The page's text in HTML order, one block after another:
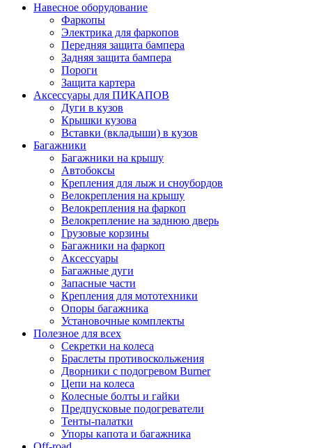
Навесное оборудование
Фаркопы
Электрика для фаркопов
Передняя защита бампера
Задняя защита бампера
Пороги
Защита картера
Аксессуары для ПИКАПОВ
Дуги в кузов
Крышки кузова
Вставки (вкладыши) в кузов
Багажники
Багажники на крышу
Автобоксы
Крепления для лыж и сноубордов
Велокрепления на крышу
Велокрепления на фаркоп
Велокрепление на заднюю дверь
Грузовые корзины
Багажники на фаркоп
Аксессуары
Багажные дуги
Запасные части
Крепления для мототехники
Опоры багажника
Установочные комплекты
Полезное для всех
Секретки на колеса
Браслеты противоскольжения
Дворники с подогревом Burner
Цепи на колеса
Колесные болты и гайки
Предпусковые подогреватели
Тенты-палатки
Упоры капота и багажника